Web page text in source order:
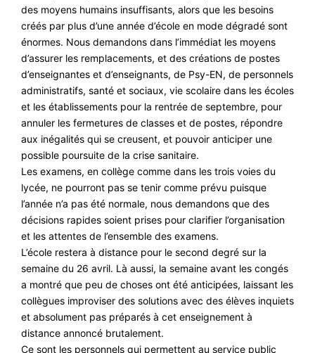
des moyens humains insuffisants, alors que les besoins
créés par plus d’une année d’école en mode dégradé sont
énormes. Nous demandons dans l’immédiat les moyens
d’assurer les remplacements, et des créations de postes
d’enseignantes et d’enseignants, de Psy-EN, de personnels
administratifs, santé et sociaux, vie scolaire dans les écoles
et les établissements pour la rentrée de septembre, pour
annuler les fermetures de classes et de postes, répondre
aux inégalités qui se creusent, et pouvoir anticiper une
possible poursuite de la crise sanitaire.
Les examens, en collège comme dans les trois voies du
lycée, ne pourront pas se tenir comme prévu puisque
l’année n’a pas été normale, nous demandons que des
décisions rapides soient prises pour clarifier l’organisation
et les attentes de l’ensemble des examens.
L’école restera à distance pour le second degré sur la
semaine du 26 avril. Là aussi, la semaine avant les congés
a montré que peu de choses ont été anticipées, laissant les
collègues improviser des solutions avec des élèves inquiets
et absolument pas préparés à cet enseignement à
distance annoncé brutalement.
Ce sont les personnels qui permettent au service public